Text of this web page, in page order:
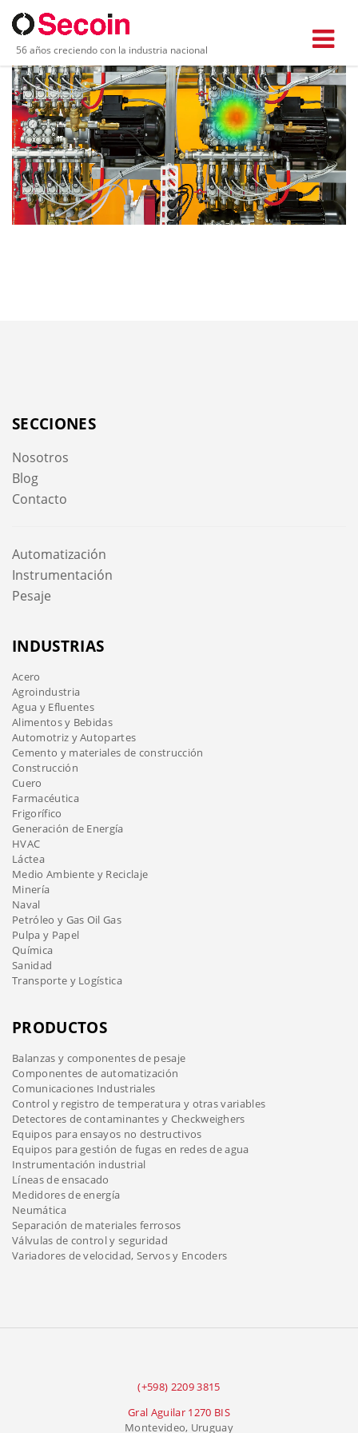
56 años creciendo con la industria nacional
SECCIONES
Nosotros
Blog
Contacto
Automatización
Instrumentación
Pesaje
INDUSTRIAS
Acero
Agroindustria
Agua y Efluentes
Alimentos y Bebidas
Automotriz y Autopartes
Cemento y materiales de construcción
Construcción
Cuero
Farmacéutica
Frigorífico
Generación de Energía
HVAC
Láctea
Medio Ambiente y Reciclaje
Minería
Naval
Petróleo y Gas Oil Gas
Pulpa y Papel
Química
Sanidad
Transporte y Logística
PRODUCTOS
Balanzas y componentes de pesaje
Componentes de automatización
Comunicaciones Industriales
Control y registro de temperatura y otras variables
Detectores de contaminantes y Checkweighers
Equipos para ensayos no destructivos
Equipos para gestión de fugas en redes de agua
Instrumentación industrial
Líneas de ensacado
Medidores de energía
Neumática
Separación de materiales ferrosos
Válvulas de control y seguridad
Variadores de velocidad, Servos y Encoders
(+598) 2209 3815
Gral Aguilar 1270 BIS
Montevideo, Uruguay